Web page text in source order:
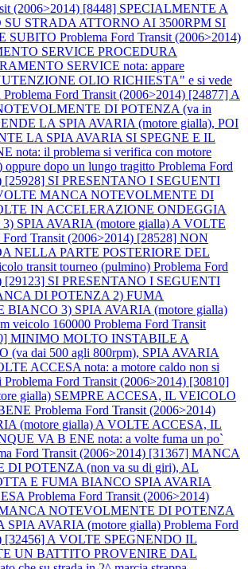
(2006>2014) [8448] SPECIALMENTE A
STRADA ATTORNO AI 3500RPM SI
SUBITO Problema Ford Transit (2006>2014)
SERVICE PROCEDURA
SERVICE nota: appare
OLIO RICHIESTA" e si vede
Problema Ford Transit (2006>2014) [24877] A
DI POTENZA (va in
LA SPIA AVARIA (motore gialla), POI
LA SPIA AVARIA SI SPEGNE E IL
nota: il problema si verifica con motore
oppure dopo un lungo tragitto Problema Ford
[25928] SI PRESENTANO I SEGUENTI
MANCA NOTEVOLMENTE DI
IN ACCELERAZIONE ONDEGGIA
3) SPIA AVARIA (motore gialla) A VOLTE
Ford Transit (2006>2014) [28528] NON
NELLA PARTE POSTERIORE DEL
transit tourneo (pulmino) Problema Ford
[29123] SI PRESENTANO I SEGUENTI
DI POTENZA 2) FUMA
3) SPIA AVARIA (motore gialla)
veicolo 160000 Problema Ford Transit
MINIMO MOLTO INSTABILE A
(va dai 500 agli 800rpm), SPIA AVARIA
ACCESA nota: a motore caldo non si
Problema Ford Transit (2006>2014) [30810]
gialla) SEMPRE ACCESA, IL VEICOLO
Problema Ford Transit (2006>2014)
(motore gialla) A VOLTE ACCESA, IL
VA B ENE nota: a volte fuma un po`
Ford Transit (2006>2014) [31367] MANCA
POTENZA (non va su di giri), AL
E FUMA BIANCO SPIA AVARIA
Problema Ford Transit (2006>2014)
NOTEVOLMENTE DI POTENZA
SPIA AVARIA (motore gialla) Problema Ford
[32456] A VOLTE SPEGNENDO IL
UN BATTITO PROVENIRE DAL